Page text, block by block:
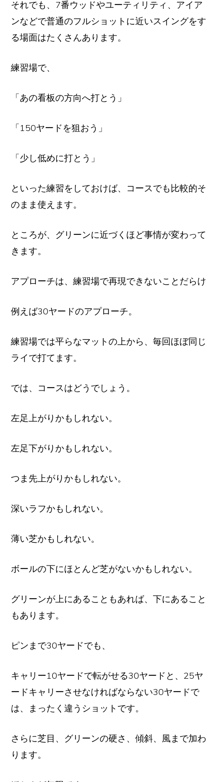
それでも、7番ウッドやユーティリティ、アイア
ンなどで普通のフルショットに近いスイングをす
る場面はたくさんあります。
練習場で、
「あの看板の方向へ打とう」
「150ヤードを狙おう」
「少し低めに打とう」
といった練習をしておけば、コースでも比較的そ
のまま使えます。
ところが、グリーンに近づくほど事情が変わって
きます。
アプローチは、練習場で再現できないことだらけ
例えば30ヤードのアプローチ。
練習場では平らなマットの上から、毎回ほぼ同じ
ライで打てます。
では、コースはどうでしょう。
左足上がりかもしれない。
左足下がりかもしれない。
つま先上がりかもしれない。
深いラフかもしれない。
薄い芝かもしれない。
ボールの下にほとんど芝がないかもしれない。
グリーンが上にあることもあれば、下にあること
もあります。
ピンまで30ヤードでも、
キャリー10ヤードで転がせる30ヤードと、25ヤ
ードキャリーさせなければならない30ヤードで
は、まったく違うショットです。
さらに芝目、グリーンの硬さ、傾斜、風まで加わ
ります。